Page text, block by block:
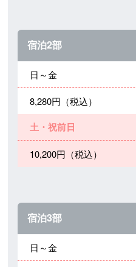
宿泊2部
日～金
8,280円（税込）
土・祝前日
10,200円（税込）
宿泊3部
日～金